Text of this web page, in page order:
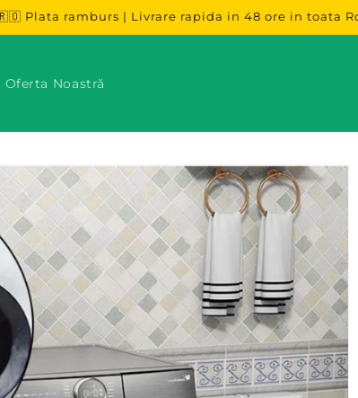
Plata ramburs | Livrare rapida in 48 ore in toata
Oferta Noastră